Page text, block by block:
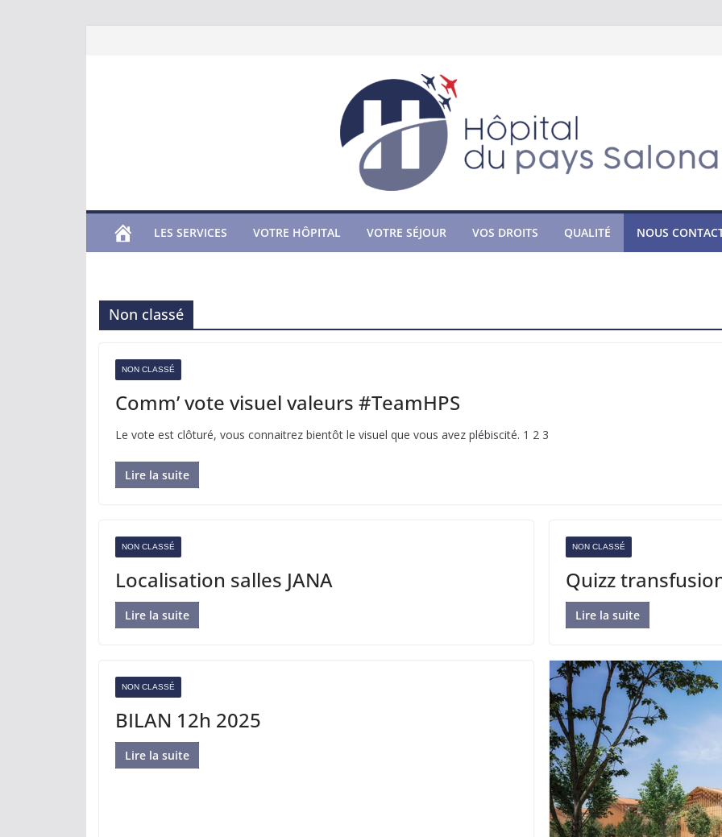
LES SERVICES VOTRE HÔPITAL VOTRE SÉJOUR VOS DROITS QUALITÉ NOUS
Non classé
NON CLASSÉ
Comm’ vote visuel valeurs #TeamHPS
L️e vote est clôturé, vous connaitrez bientôt le visuel que vous avez plébiscité. 1 2 3
Lire la suite
NON CLASSÉ
Localisation salles JANA
Lire la suite
NON CLASSÉ
Quizz
Lire la suite
NON CLASSÉ
BILAN 12h 2025
Lire la suite